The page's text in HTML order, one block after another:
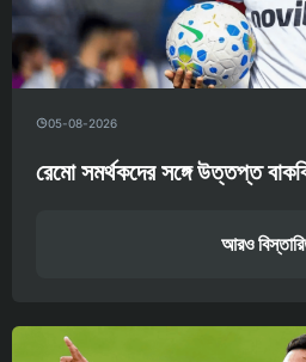
05-08-2026
রেমো সমর্থকদের সঙ্গে উত্তপ্ত
আরও